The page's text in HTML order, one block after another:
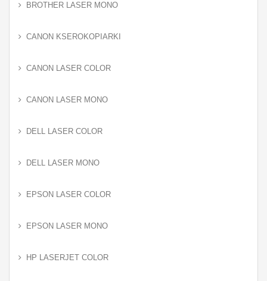
BROTHER LASER MONO
CANON KSEROKOPIARKI
CANON LASER COLOR
CANON LASER MONO
DELL LASER COLOR
DELL LASER MONO
EPSON LASER COLOR
EPSON LASER MONO
HP LASERJET COLOR